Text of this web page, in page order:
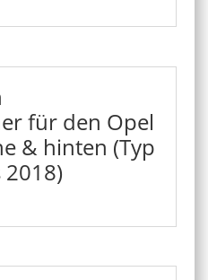
für den Opel
& hinten (Typ
2018)